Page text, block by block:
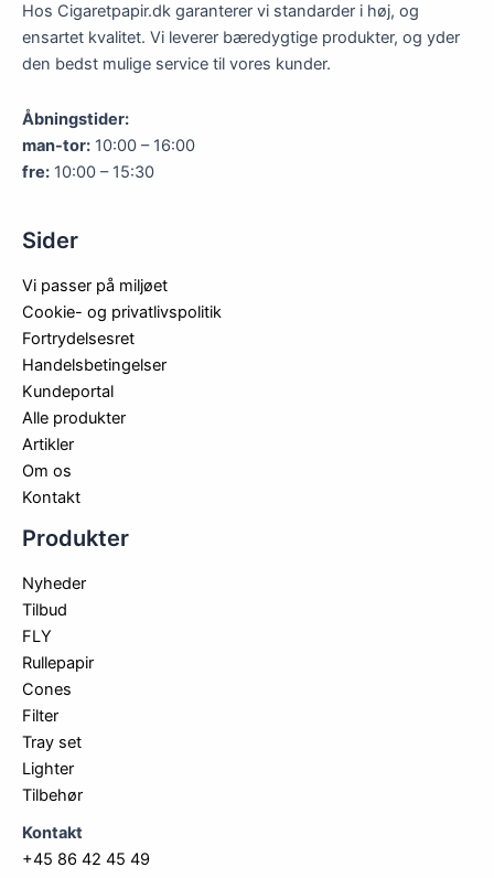
Hos Cigaretpapir.dk garanterer vi standarder i høj, og
ensartet kvalitet. Vi leverer bæredygtige produkter, og yder
den bedst mulige service til vores kunder.
Åbningstider:
man-tor: 10:00 – 16:00
fre: 10:00 – 15:30
Sider
Vi passer på miljøet
Cookie- og privatlivspolitik
Fortrydelsesret
Handelsbetingelser
Kundeportal
Alle produkter
Artikler
Om os
Kontakt
Produkter
Nyheder
Tilbud
FLY
Rullepapir
Cones
Filter
Tray set
Lighter
Tilbehør
Kontakt
+45 86 42 45 49